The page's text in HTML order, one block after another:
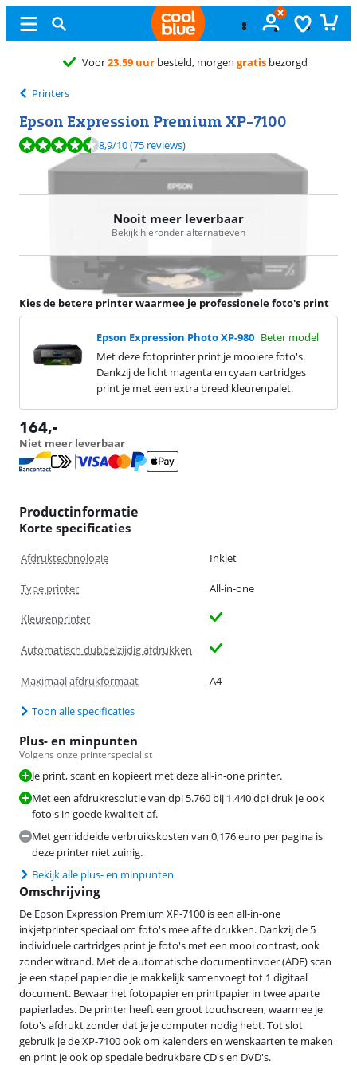
Printers
Epson Expression Premium XP-7100
Beoordeling is 8,9 van de 10, gebaseerd op 75 reviews.
8,9/10(75 reviews)
Nooit meer leverbaar
Bekijk hieronder alternatieven
Kies de betere printer waarmee je professionele foto's print
Epson Expression Photo XP-980 Beter model
Met deze fotoprinter print je mooiere foto's.
Dankzij de licht magenta en cyaan cartridges
print je met een extra breed kleurenpalet.
164,-
Niet meer leverbaar
Productinformatie
Korte specificaties
Afdruktechnologie Inkjet
Type printer All-in-one
Kleurenprinter
Automatisch dubbelzijdig afdrukken
Maximaal afdrukformaat A4
Toon alle specificaties
Plus- en minpunten
Volgens onze printerspecialist
Je print, scant en kopieert met deze all-in-one printer.
Met een afdrukresolutie van dpi 5.760 bij 1.440 dpi druk je ook
foto's in goede kwaliteit af.
Met gemiddelde verbruikskosten van 0,176 euro per pagina is
deze printer niet zuinig.
Bekijk alle plus- en minpunten
Omschrijving
De Epson Expression Premium XP-7100 is een all-in-one
inkjetprinter speciaal om foto's mee af te drukken. Dankzij de 5
individuele cartridges print je foto's met een mooi contrast, ook
zonder witrand. Met de automatische documentinvoer (ADF) scan
je een stapel papier die je makkelijk samenvoegt tot 1 digitaal
document. Bewaar het fotopapier en printpapier in twee aparte
papierlades. De printer heeft een groot touchscreen, waarmee je
foto's afdrukt zonder dat je je computer nodig hebt. Tot slot
gebruik je de XP-7100 ook om kalenders en wenskaarten te maken
en print je ook op speciale bedrukbare CD's en DVD's.